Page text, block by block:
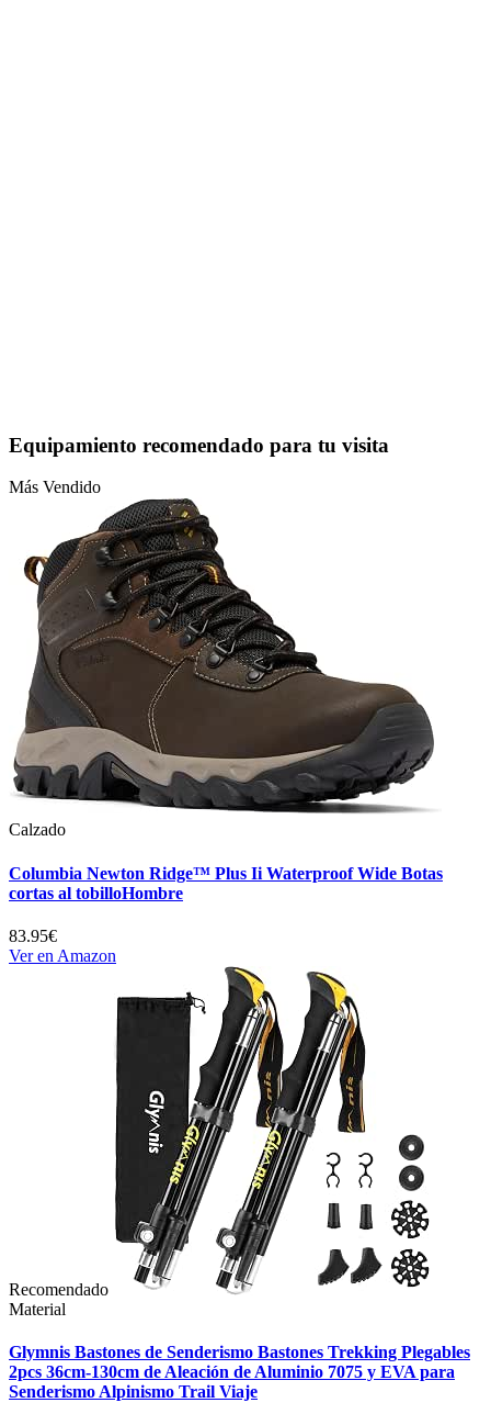
Equipamiento recomendado para tu visita
Más Vendido
Calzado
Columbia Newton Ridge™ Plus Ii Waterproof Wide Botas
cortas al tobilloHombre
83.95€
Ver en Amazon
Recomendado
Material
Glymnis Bastones de Senderismo Bastones Trekking Plegables
2pcs 36cm-130cm de Aleación de Aluminio 7075 y EVA para
Senderismo Alpinismo Trail Viaje